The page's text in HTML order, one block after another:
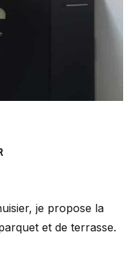
je propose la
et de terrasse.